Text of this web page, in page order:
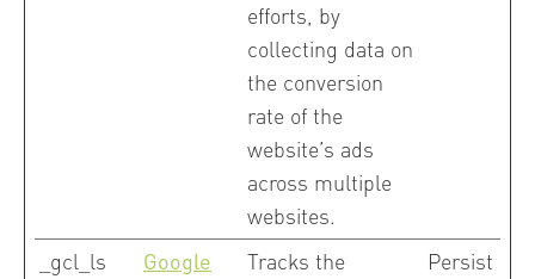
efforts, by
collecting data on
the conversion
rate of the
website’s ads
across multiple
websites.
_gcl_ls Google
Tracks the
Persist